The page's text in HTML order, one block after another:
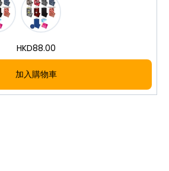
HKD88.00
加入購物車